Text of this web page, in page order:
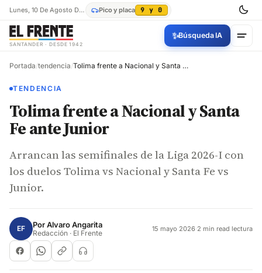
Lunes, 10 De Agosto De 2026 Pico y placa 9 y 0
SANTANDER · DESDE 1942
✨Búsqueda IA
Portada/tendencia/ Tolima frente a Nacional y Santa Fe ante Junior
TENDENCIA
Tolima frente a Nacional y Santa
Fe ante Junior
Arrancan las semifinales de la Liga 2026-I con
los duelos Tolima vs Nacional y Santa Fe vs
Junior.
EF PorAlvaro Angarita
Redacción · El Frente 15 mayo 2026·2 min read lectura